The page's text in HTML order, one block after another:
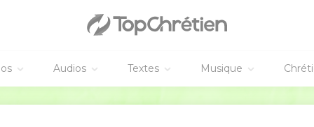
Audios Textes Musique
villages et leurs territoires, des Judéens s’étaient installés à
à Dibon et dans les bourgades qui en dépendaient, à